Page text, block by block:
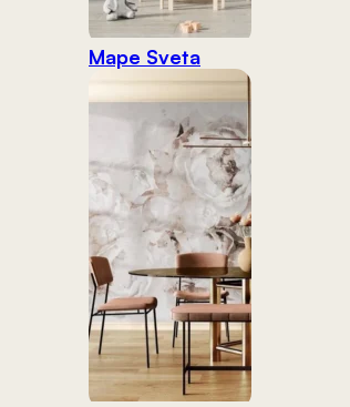
Mape Sveta